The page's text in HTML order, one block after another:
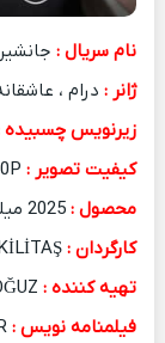
نام سریال :
ژانر :درام ،
زیرنویس چسبیده
کیفیت تصویر :HQ480P / HD720P / FullHD1080P
محصول :2025 میلادی (مهرماه 1404)
کارگردان :DENİZ ÇELEBİ DİKİLİTAŞ
تهیه کننده :GÜL OĞUZ
فیلمنامه نویس :ERCAN UĞUR